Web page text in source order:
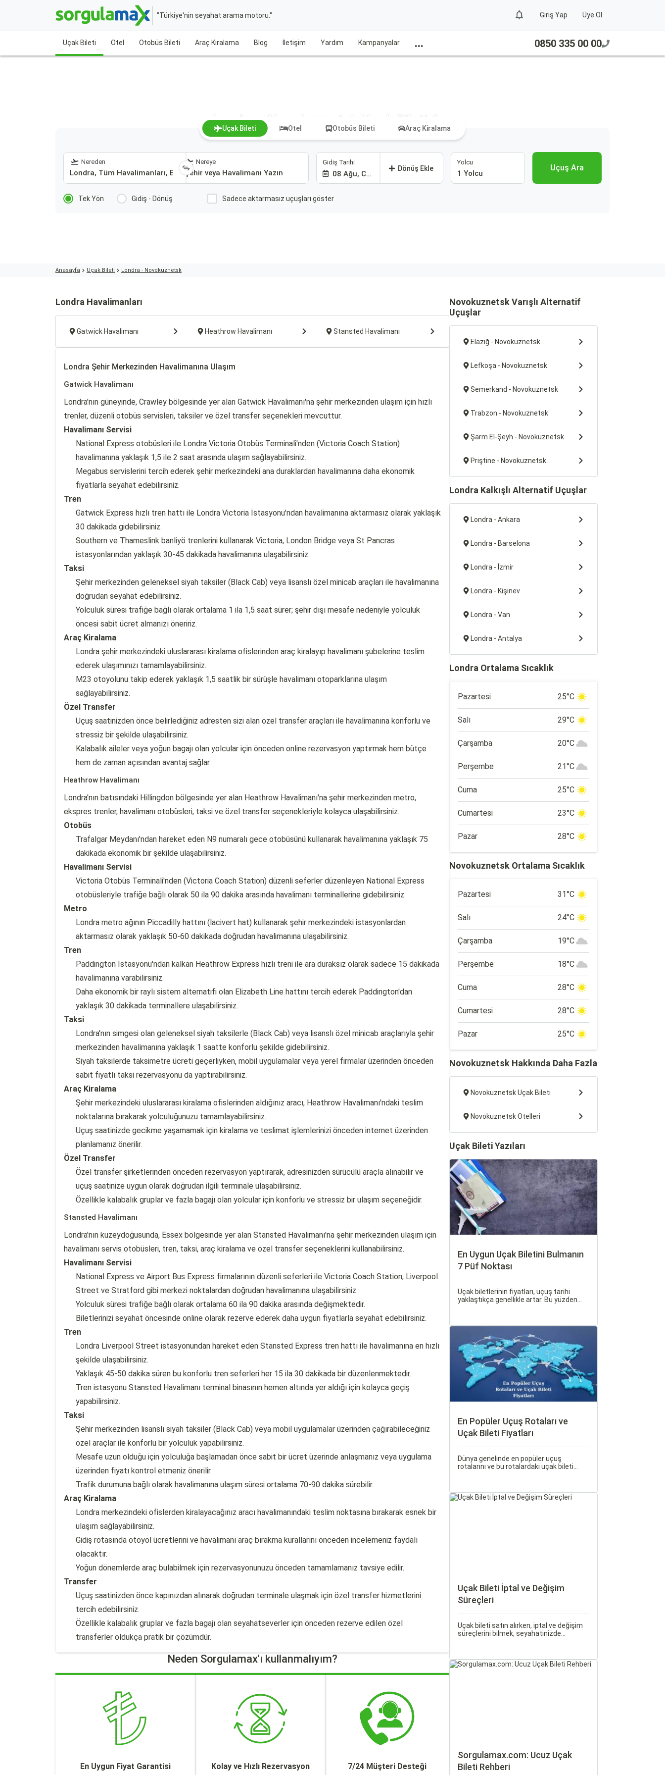
"Türkiye'nin seyahat arama motoru." Giriş Yap Üye Ol
Uçak Bileti Otel Otobüs Bileti Araç Kiralama Blog İletişim Yardım Kampanyalar ... 0850 335 00 00
Londra - Novokuznetsk Uçak Bileti Ara
Uçak Bileti Otel Otobüs Bileti Araç Kiralama
Nereden Nereye Gidiş Tarihi
08 Ağu, Cmt
Dönüş Ekle
Yolcu
1 Yolcu
Uçuş Ara
Tek Yön Gidiş - Dönüş Sadece aktarmasız uçuşları göster
Anasayfa Uçak Bileti Londra - Novokuznetsk
Londra Havalimanları
Gatwick Havalimanı Heathrow Havalimanı Stansted Havalimanı
Londra Şehir Merkezinden Havalimanına Ulaşım
Gatwick Havalimanı
Londra'nın güneyinde, Crawley bölgesinde yer alan Gatwick Havalimanı'na şehir merkezinden ulaşım için hızlı
trenler, düzenli otobüs servisleri, taksiler ve özel transfer seçenekleri mevcuttur.
Havalimanı Servisi
National Express otobüsleri ile Londra Victoria Otobüs Terminali'nden (Victoria Coach Station)
havalimanına yaklaşık 1,5 ile 2 saat arasında ulaşım sağlayabilirsiniz.
Megabus servislerini tercih ederek şehir merkezindeki ana duraklardan havalimanına daha ekonomik
fiyatlarla seyahat edebilirsiniz.
Tren
Gatwick Express hızlı tren hattı ile Londra Victoria İstasyonu'ndan havalimanına aktarmasız olarak yaklaşık
30 dakikada gidebilirsiniz.
Southern ve Thameslink banliyö trenlerini kullanarak Victoria, London Bridge veya St Pancras
istasyonlarından yaklaşık 30-45 dakikada havalimanına ulaşabilirsiniz.
Taksi
Şehir merkezinden geleneksel siyah taksiler (Black Cab) veya lisanslı özel minicab araçları ile havalimanına
doğrudan seyahat edebilirsiniz.
Yolculuk süresi trafiğe bağlı olarak ortalama 1 ila 1,5 saat sürer; şehir dışı mesafe nedeniyle yolculuk
öncesi sabit ücret almanızı öneririz.
Araç Kiralama
Londra şehir merkezindeki uluslararası kiralama ofislerinden araç kiralayıp havalimanı şubelerine teslim
ederek ulaşımınızı tamamlayabilirsiniz.
M23 otoyolunu takip ederek yaklaşık 1,5 saatlik bir sürüşle havalimanı otoparklarına ulaşım
sağlayabilirsiniz.
Özel Transfer
Uçuş saatinizden önce belirlediğiniz adresten sizi alan özel transfer araçları ile havalimanına konforlu ve
stressiz bir şekilde ulaşabilirsiniz.
Kalabalık aileler veya yoğun bagajı olan yolcular için önceden online rezervasyon yaptırmak hem bütçe
hem de zaman açısından avantaj sağlar.
Heathrow Havalimanı
Londra'nın batısındaki Hillingdon bölgesinde yer alan Heathrow Havalimanı'na şehir merkezinden metro,
ekspres trenler, havalimanı otobüsleri, taksi ve özel transfer seçenekleriyle kolayca ulaşabilirsiniz.
Otobüs
Trafalgar Meydanı'ndan hareket eden N9 numaralı gece otobüsünü kullanarak havalimanına yaklaşık 75
dakikada ekonomik bir şekilde ulaşabilirsiniz.
Havalimanı Servisi
Victoria Otobüs Terminali'nden (Victoria Coach Station) düzenli seferler düzenleyen National Express
otobüsleriyle trafiğe bağlı olarak 50 ila 90 dakika arasında havalimanı terminallerine gidebilirsiniz.
Metro
Londra metro ağının Piccadilly hattını (lacivert hat) kullanarak şehir merkezindeki istasyonlardan
aktarmasız olarak yaklaşık 50-60 dakikada doğrudan havalimanına ulaşabilirsiniz.
Tren
Paddington İstasyonu'ndan kalkan Heathrow Express hızlı treni ile ara duraksız olarak sadece 15 dakikada
havalimanına varabilirsiniz.
Daha ekonomik bir raylı sistem alternatifi olan Elizabeth Line hattını tercih ederek Paddington'dan
yaklaşık 30 dakikada terminallere ulaşabilirsiniz.
Taksi
Londra'nın simgesi olan geleneksel siyah taksilerle (Black Cab) veya lisanslı özel minicab araçlarıyla şehir
merkezinden havalimanına yaklaşık 1 saatte konforlu şekilde gidebilirsiniz.
Siyah taksilerde taksimetre ücreti geçerliyken, mobil uygulamalar veya yerel firmalar üzerinden önceden
sabit fiyatlı taksi rezervasyonu da yaptırabilirsiniz.
Araç Kiralama
Şehir merkezindeki uluslararası kiralama ofislerinden aldığınız aracı, Heathrow Havalimanı'ndaki teslim
noktalarına bırakarak yolculuğunuzu tamamlayabilirsiniz.
Uçuş saatinizde gecikme yaşamamak için kiralama ve teslimat işlemlerinizi önceden internet üzerinden
planlamanız önerilir.
Özel Transfer
Özel transfer şirketlerinden önceden rezervasyon yaptırarak, adresinizden sürücülü araçla alınabilir ve
uçuş saatinize uygun olarak doğrudan ilgili terminale ulaşabilirsiniz.
Özellikle kalabalık gruplar ve fazla bagajı olan yolcular için konforlu ve stressiz bir ulaşım seçeneğidir.
Stansted Havalimanı
Londra'nın kuzeydoğusunda, Essex bölgesinde yer alan Stansted Havalimanı'na şehir merkezinden ulaşım için
havalimanı servis otobüsleri, tren, taksi, araç kiralama ve özel transfer seçeneklerini kullanabilirsiniz.
Havalimanı Servisi
National Express ve Airport Bus Express firmalarının düzenli seferleri ile Victoria Coach Station, Liverpool
Street ve Stratford gibi merkezi noktalardan doğrudan havalimanına ulaşabilirsiniz.
Yolculuk süresi trafiğe bağlı olarak ortalama 60 ila 90 dakika arasında değişmektedir.
Biletlerinizi seyahat öncesinde online olarak rezerve ederek daha uygun fiyatlarla seyahat edebilirsiniz.
Tren
Londra Liverpool Street istasyonundan hareket eden Stansted Express tren hattı ile havalimanına en hızlı
şekilde ulaşabilirsiniz.
Yaklaşık 45-50 dakika süren bu konforlu tren seferleri her 15 ila 30 dakikada bir düzenlenmektedir.
Tren istasyonu Stansted Havalimanı terminal binasının hemen altında yer aldığı için kolayca geçiş
yapabilirsiniz.
Taksi
Şehir merkezinden lisanslı siyah taksiler (Black Cab) veya mobil uygulamalar üzerinden çağırabileceğiniz
özel araçlar ile konforlu bir yolculuk yapabilirsiniz.
Mesafe uzun olduğu için yolculuğa başlamadan önce sabit bir ücret üzerinde anlaşmanız veya uygulama
üzerinden fiyatı kontrol etmeniz önerilir.
Trafik durumuna bağlı olarak havalimanına ulaşım süresi ortalama 70-90 dakika sürebilir.
Araç Kiralama
Londra merkezindeki ofislerden kiralayacağınız aracı havalimanındaki teslim noktasına bırakarak esnek bir
ulaşım sağlayabilirsiniz.
Gidiş rotasında otoyol ücretlerini ve havalimanı araç bırakma kurallarını önceden incelemeniz faydalı
olacaktır.
Yoğun dönemlerde araç bulabilmek için rezervasyonunuzu önceden tamamlamanız tavsiye edilir.
Transfer
Uçuş saatinizden önce kapınızdan alınarak doğrudan terminale ulaşmak için özel transfer hizmetlerini
tercih edebilirsiniz.
Özellikle kalabalık gruplar ve fazla bagajı olan seyahatseverler için önceden rezerve edilen özel
transferler oldukça pratik bir çözümdür.
Neden Sorgulamax'ı kullanmalıyım?
En Uygun Fiyat Garantisi Kolay ve Hızlı Rezervasyon 7/24 Müşteri Desteği
Novokuznetsk Varışlı Alternatif
Uçuşlar
Elazığ - Novokuznetsk
Lefkoşa - Novokuznetsk
Semerkand - Novokuznetsk
Trabzon - Novokuznetsk
Şarm El-Şeyh - Novokuznetsk
Priştine - Novokuznetsk
Londra Kalkışlı Alternatif Uçuşlar
Londra - Ankara
Londra - Barselona
Londra - İzmir
Londra - Kişinev
Londra - Van
Londra - Antalya
Londra Ortalama Sıcaklık
Pazartesi 25°C
Salı 29°C
Çarşamba 20°C
Perşembe 21°C
Cuma 25°C
Cumartesi 23°C
Pazar 28°C
Novokuznetsk Ortalama Sıcaklık
Pazartesi 31°C
Salı 24°C
Çarşamba 19°C
Perşembe 18°C
Cuma 28°C
Cumartesi 28°C
Pazar 25°C
Novokuznetsk Hakkında Daha Fazla
Novokuznetsk Uçak Bileti
Novokuznetsk Otelleri
Uçak Bileti Yazıları
En Uygun Uçak Biletini Bulmanın
7 Püf Noktası
Uçak biletlerinin fiyatları, uçuş tarihi
yaklaştıkça genellikle artar. Bu yüzden
En Popüler Uçuş Rotaları ve
Uçak Bileti Fiyatları
Dünya genelinde en popüler uçuş
rotalarını ve bu rotalardaki uçak bileti
değişebilir; bunlar arasında ekonomik
Uçak Bileti İptal ve Değişim
Süreçleri
Uçak bileti satın alırken, iptal ve değişim
süreçlerini bilmek, seyahatinizde
nasıl işlediği, hangi durumlarda ücret
Sorgulamax.com: Ucuz Uçak
Bileti Rehberi